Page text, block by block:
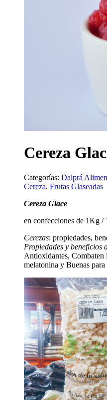
Cereza
Categorías: Dalprá
Cereza, Frutas Glaseadas
Cereza Glace
en confecciones de 1Kg /
Cerezas: propiedades,
Propiedades y beneficios
Antioxidantes, Combaten
melatonina y Buenas